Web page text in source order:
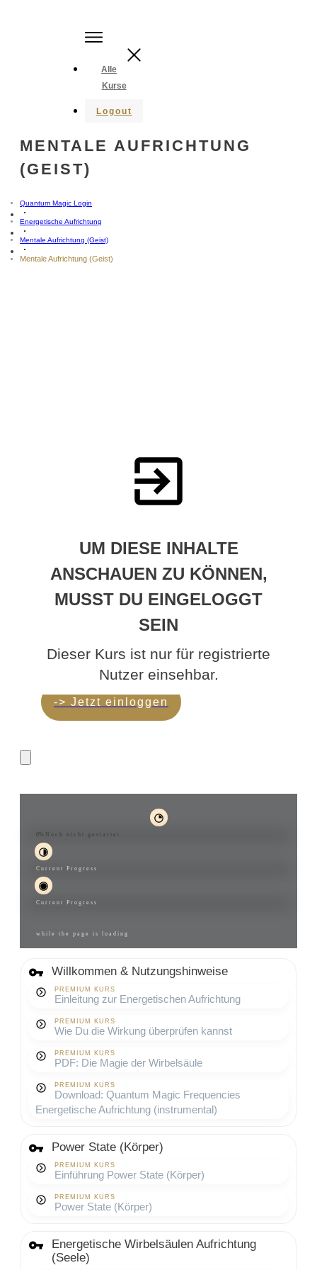
Alle
Kurse
Logout
MENTALE AUFRICHTUNG
(GEIST)
Quantum Magic Login
Energetische Aufrichtung
Mentale Aufrichtung (Geist)
Mentale Aufrichtung (Geist)
UM DIESE INHALTE
ANSCHAUEN ZU KÖNNEN,
MUSST DU EINGELOGGT
SEIN
Dieser Kurs ist nur für registrierte
Nutzer einsehbar.
-> Jetzt einloggen
0% Noch nicht gestartet
Current Progress
Current Progress
while the page is loading
Willkommen & Nutzungshinweise
PREMIUM KURS
Einleitung zur Energetischen Aufrichtung
PREMIUM KURS
Wie Du die Wirkung überprüfen kannst
PREMIUM KURS
PDF: Die Magie der Wirbelsäule
PREMIUM KURS
Download: Quantum Magic Frequencies
Energetische Aufrichtung (instrumental)
Power State (Körper)
PREMIUM KURS
Einführung Power State (Körper)
PREMIUM KURS
Power State (Körper)
Energetische Wirbelsäulen Aufrichtung
(Seele)